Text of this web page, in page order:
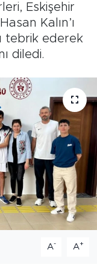
Eskişehir
Kalın’ı
tebrik ederek
diledi.
A- A+